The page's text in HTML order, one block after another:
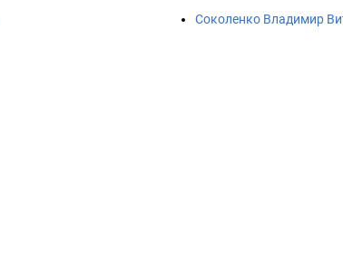
Соколенко Владимир